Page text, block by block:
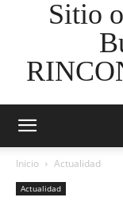
Sitio
Inicio Actualidad
Actualidad